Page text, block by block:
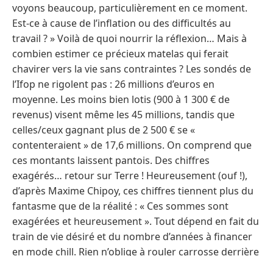
voyons beaucoup, particulièrement en ce moment.
Est-ce à cause de l’inflation ou des difficultés au
travail ? » Voilà de quoi nourrir la réflexion… Mais à
combien estimer ce précieux matelas qui ferait
chavirer vers la vie sans contraintes ? Les sondés de
l’Ifop ne rigolent pas : 26 millions d’euros en
moyenne. Les moins bien lotis (900 à 1 300 € de
revenus) visent même les 45 millions, tandis que
celles/ceux gagnant plus de 2 500 € se «
contenteraient » de 17,6 millions. On comprend que
ces montants laissent pantois. Des chiffres
exagérés… retour sur Terre ! Heureusement (ouf !),
d’après Maxime Chipoy, ces chiffres tiennent plus du
fantasme que de la réalité : « Ces sommes sont
exagérées et heureusement ». Tout dépend en fait du
train de vie désiré et du nombre d’années à financer
en mode chill. Rien n’oblige à rouler carrosse derrière